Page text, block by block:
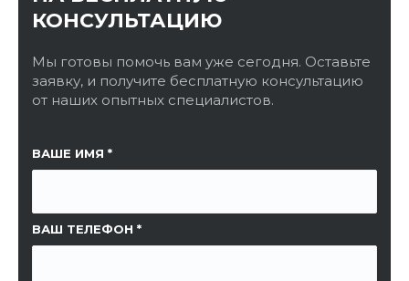
КОНСУЛЬТАЦИЮ
Мы готовы помочь вам уже сегодня. Оставьте
заявку, и получите бесплатную консультацию
от наших опытных специалистов.
ВАШЕ ИМЯ
ВАШ ТЕЛЕФОН
ССЫЛКА НА СТРАНИЦУ